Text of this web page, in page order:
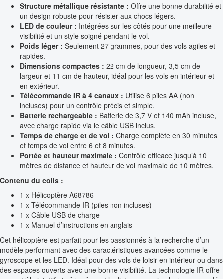
Structure métallique résistante : Offre une bonne durabilité et
un design robuste pour résister aux chocs légers.
LED de couleur : Intégrées sur les côtés pour une meilleure
visibilité et un style soigné pendant le vol.
Poids léger : Seulement 27 grammes, pour des vols agiles et
rapides.
Dimensions compactes : 22 cm de longueur, 3,5 cm de
largeur et 11 cm de hauteur, idéal pour les vols en intérieur et
en extérieur.
Télécommande IR à 4 canaux : Utilise 6 piles AA (non
incluses) pour un contrôle précis et simple.
Batterie rechargeable : Batterie de 3,7 V et 140 mAh incluse,
avec charge rapide via le câble USB inclus.
Temps de charge et de vol : Charge complète en 30 minutes
et temps de vol entre 6 et 8 minutes.
Portée et hauteur maximale : Contrôle efficace jusqu’à 10
mètres de distance et hauteur de vol maximale de 10 mètres.
Contenu du colis :
1 x Hélicoptère A68786
1 x Télécommande IR (piles non incluses)
1 x Câble USB de charge
1 x Manuel d’instructions en anglais
Cet hélicoptère est parfait pour les passionnés à la recherche d’un
modèle performant avec des caractéristiques avancées comme le
gyroscope et les LED. Idéal pour des vols de loisir en intérieur ou dans
des espaces ouverts avec une bonne visibilité. La technologie IR offre